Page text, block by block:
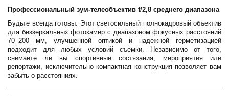
Профессиональный зум-телеобъектив f/2,8 среднего диапазона
Будьте всегда готовы. Этот светосильный полнокадровый объектив
для беззеркальных фотокамер с диапазоном фокусных расстояний
70–200 мм, улучшенной оптикой и надежной герметизацией
подходит для любых условий съемки. Независимо от того,
снимаете ли вы спортивные состязания, мероприятия или
репортажи, исключительно компактная конструкция позволяет вам
забыть о расстояниях.